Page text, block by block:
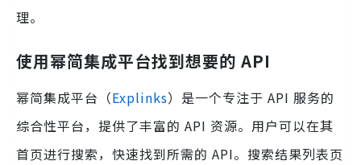
理。
使用幂简集成平台找到想要的 API
幂简集成平台（Explinks）是一个专注于 API 服务的
综合性平台，提供了丰富的 API 资源。用户可以在其
首页进行搜索，快速找到所需的 API。搜索结果列表页